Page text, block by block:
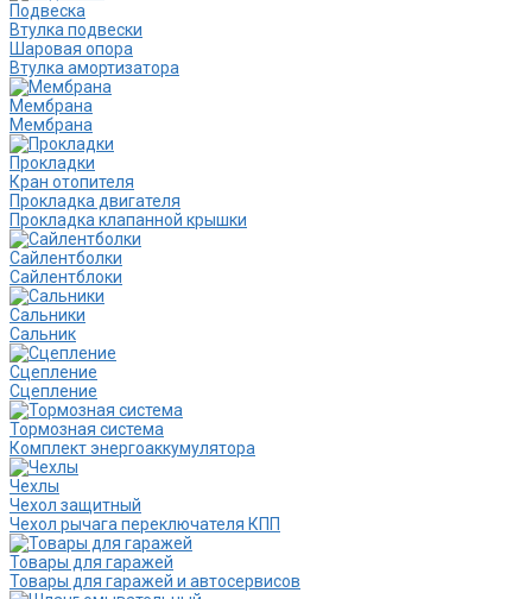
Подвеска
Втулка подвески
Шаровая опора
Втулка амортизатора
Мембрана
Мембрана
Прокладки
Кран отопителя
Прокладка двигателя
Прокладка клапанной крышки
Сайлентболки
Сайлентблоки
Сальники
Сальник
Сцепление
Сцепление
Тормозная система
Комплект энергоаккумулятора
Чехлы
Чехол защитный
Чехол рычага переключателя КПП
Товары для гаражей
Товары для гаражей и автосервисов